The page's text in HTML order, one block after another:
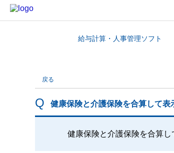
カテゴリから探す給与計算・人事管理ソフト
戻る
健康保険と介護保険を合算して表
健康保険と介護保険を合算し